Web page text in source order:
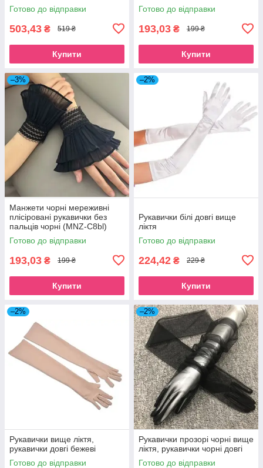
Готово до відправки
503,43 ₴ 519 ₴
Купити
Готово до відправки
193,03 ₴ 199 ₴
Купити
–3%
Манжети чорні мереживні
плісіровані рукавички без
пальців чорні (MNZ-C8bl)
Готово до відправки
193,03 ₴ 199 ₴
Купити
–2%
Рукавички білі довгі вище
ліктя
Готово до відправки
224,42 ₴ 229 ₴
Купити
–2%
Рукавички вище ліктя,
рукавички довгі бежеві
Готово до відправки
–2%
Рукавички прозорі чорні вище
ліктя, рукавички чорні довгі
Готово до відправки